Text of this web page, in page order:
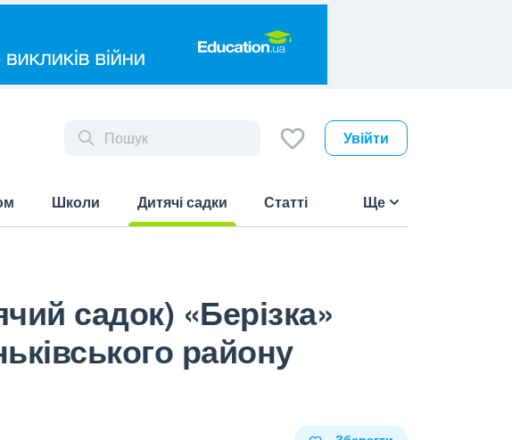
Увійти
Школи
Дитячі садки
Статті Ще
садок) «Берізка»
району